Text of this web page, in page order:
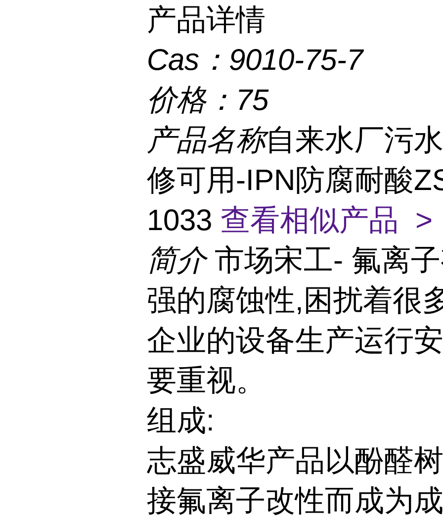
产品详情
Cas： 9010-75-7
价格： 75
产品名称自来水厂污
修可用-IPN防腐耐酸
1033 查看相似产品 >
简介 市场宋工- 氟离
强的腐蚀性,困扰着很
企业的设备生产运行
要重视。
组成:
志盛威华产品以酚醛
接氟离子改性而成为